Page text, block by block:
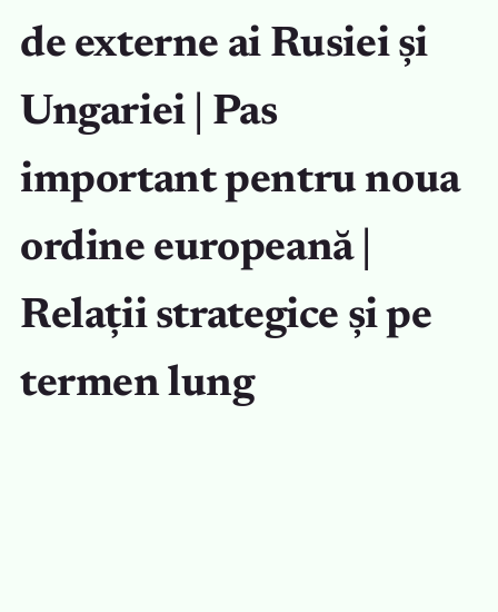
de externe ai Rusiei și
Ungariei | Pas
important pentru noua
ordine europeană |
Relații strategice și pe
termen lung